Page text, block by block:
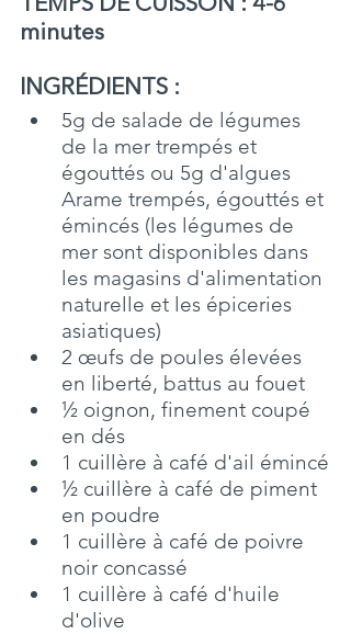
TEMPS DE CUISSON : 4-6
minutes
INGRÉDIENTS :
5g de salade de légumes
de la mer trempés et
égouttés ou 5g d'algues
Arame trempés, égouttés et
émincés (les légumes de
mer sont disponibles dans
les magasins d'alimentation
naturelle et les épiceries
asiatiques)
2 œufs de poules élevées
en liberté, battus au fouet
½ oignon, finement coupé
en dés
1 cuillère à café d'ail émincé
½ cuillère à café de piment
en poudre
1 cuillère à café de poivre
noir concassé
1 cuillère à café d'huile
d'olive